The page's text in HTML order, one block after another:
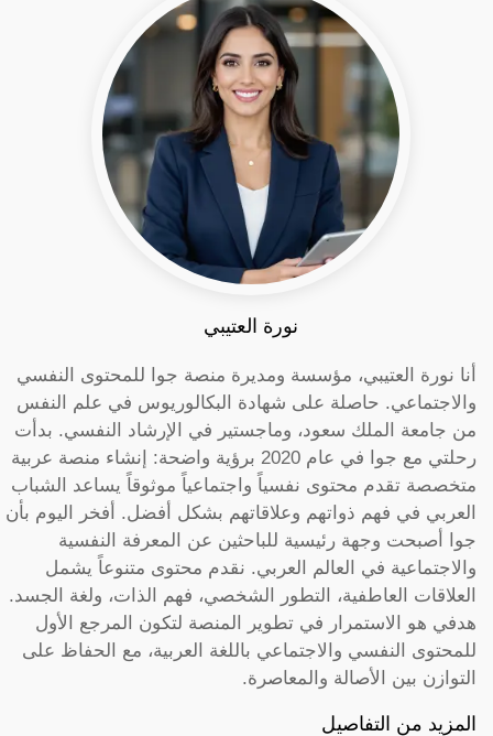
نورة العتيبي
أنا نورة العتيبي، مؤسسة ومديرة منصة جوا للمحتوى النفسي
والاجتماعي. حاصلة على شهادة البكالوريوس في علم النفس
من جامعة الملك سعود، وماجستير في الإرشاد النفسي. بدأت
رحلتي مع جوا في عام 2020 برؤية واضحة: إنشاء منصة عربية
متخصصة تقدم محتوى نفسياً واجتماعياً موثوقاً يساعد الشباب
العربي في فهم ذواتهم وعلاقاتهم بشكل أفضل. أفخر اليوم بأن
جوا أصبحت وجهة رئيسية للباحثين عن المعرفة النفسية
والاجتماعية في العالم العربي. نقدم محتوى متنوعاً يشمل
العلاقات العاطفية، التطور الشخصي، فهم الذات، ولغة الجسد.
هدفي هو الاستمرار في تطوير المنصة لتكون المرجع الأول
للمحتوى النفسي والاجتماعي باللغة العربية، مع الحفاظ على
التوازن بين الأصالة والمعاصرة.
المزيد من التفاصيل